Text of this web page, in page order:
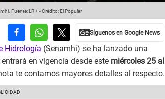
Fuente: LR +-Crédito: El Popular
Hidrología (Senamhi) se ha lanzado una
en vigencia desde este miércoles 25 al
te contamos mayores detalles al respecto.